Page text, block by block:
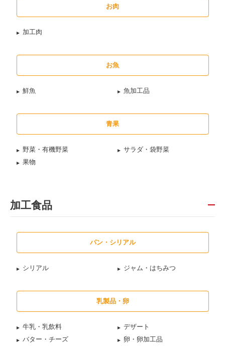
お肉
加工肉
お魚
鮮魚 魚加工品
青果
野菜・有機野菜
サラダ・袋野菜
果物
加工食品
パン・シリアル
シリアル ジャム・はちみつ
乳製品・卵
牛乳・乳飲料
デザート
バター・チーズ
卵・卵加工品